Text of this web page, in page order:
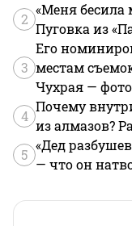
2
«Меня бесила
Пуговка из
3
Его
местам
Чухрая —
4
Почему
из алмазов?
5
«Дед
— что он